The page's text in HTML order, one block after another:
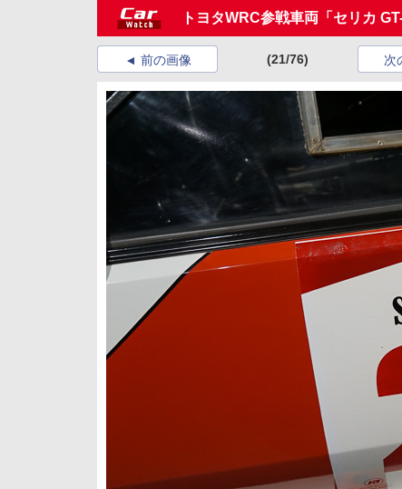
トヨタWRC参戦車両「セリカ
前の画像 (21/76) 次